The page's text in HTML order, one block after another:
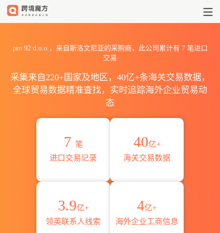
pro 92 d.o.o.，来自斯洛文尼亚的采购商，此公司累计有 7笔进口
交易
采集来自220+国家及地区，40亿+条海关交易数据，
全球贸易数据精准查找，实时追踪海外企业贸易动
态
7 笔
进口交易记录
40亿+
海关交易数据
3.9亿+
领英联系人线索
4亿+
海外企业工商信息